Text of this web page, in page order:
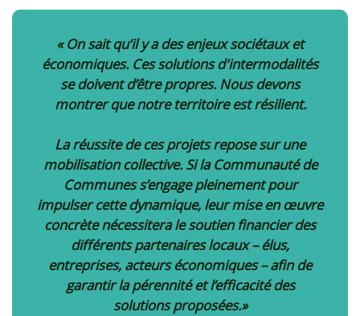
« On sait qu’il y a des enjeux sociétaux et
économiques. Ces solutions d'intermodalités
se doivent d’être propres. Nous devons
montrer que notre territoire est résilient.
La réussite de ces projets repose sur une
mobilisation collective. Si la Communauté de
Communes s’engage pleinement pour
impulser cette dynamique, leur mise en œuvre
concrète nécessitera le soutien financier des
différents partenaires locaux – élus,
entreprises, acteurs économiques – afin de
garantir la pérennité et l’efficacité des
solutions proposées.»